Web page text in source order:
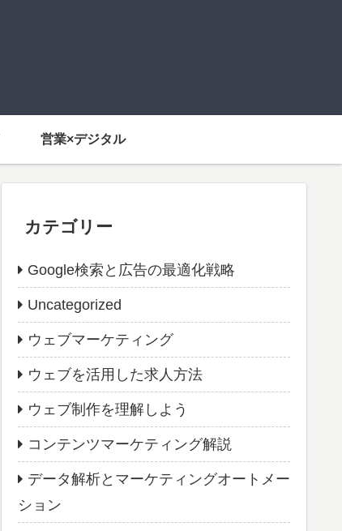
営業×デジタル
カテゴリー
Google検索と広告の最適化戦略
Uncategorized
ウェブマーケティング
ウェブを活用した求人方法
ウェブ制作を理解しよう
コンテンツマーケティング解説
データ解析とマーケティングオートメー
ション